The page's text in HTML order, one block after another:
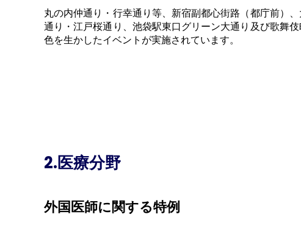
丸の内仲通り・行幸通り等、新宿副都心街路（都庁前）
通り・江戸桜通り、池袋駅東口グリーン大通り及び歌舞
色を生かしたイベントが実施されています。
2.医療分野
外国医師に関する特例